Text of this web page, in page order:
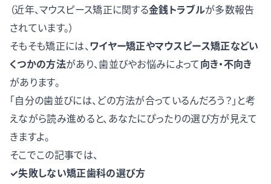
（近年、マウスピース矯正に関する金銭トラブルが多数報告
されています。）
そもそも矯正には、 ワイヤー矯正やマウスピース矯正などい
くつかの方法があり、歯並びやお悩みによって 向き・不向き
があります。
「自分の歯並びには、どの方法が合っているんだろう？」と考
えながら読み進めると、あなたにぴったりの選び方が見えて
きますよ。
そこでこの記事では、
✓失敗しない矯正歯科の選び方